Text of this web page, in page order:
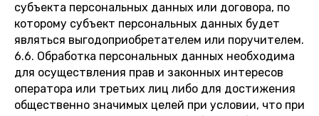
субъекта персональных данных или договора, по
которому субъект персональных данных будет
являться выгодоприобретателем или поручителем.
6.6. Обработка персональных данных необходима
для осуществления прав и законных интересов
оператора или третьих лиц либо для достижения
общественно значимых целей при условии, что при